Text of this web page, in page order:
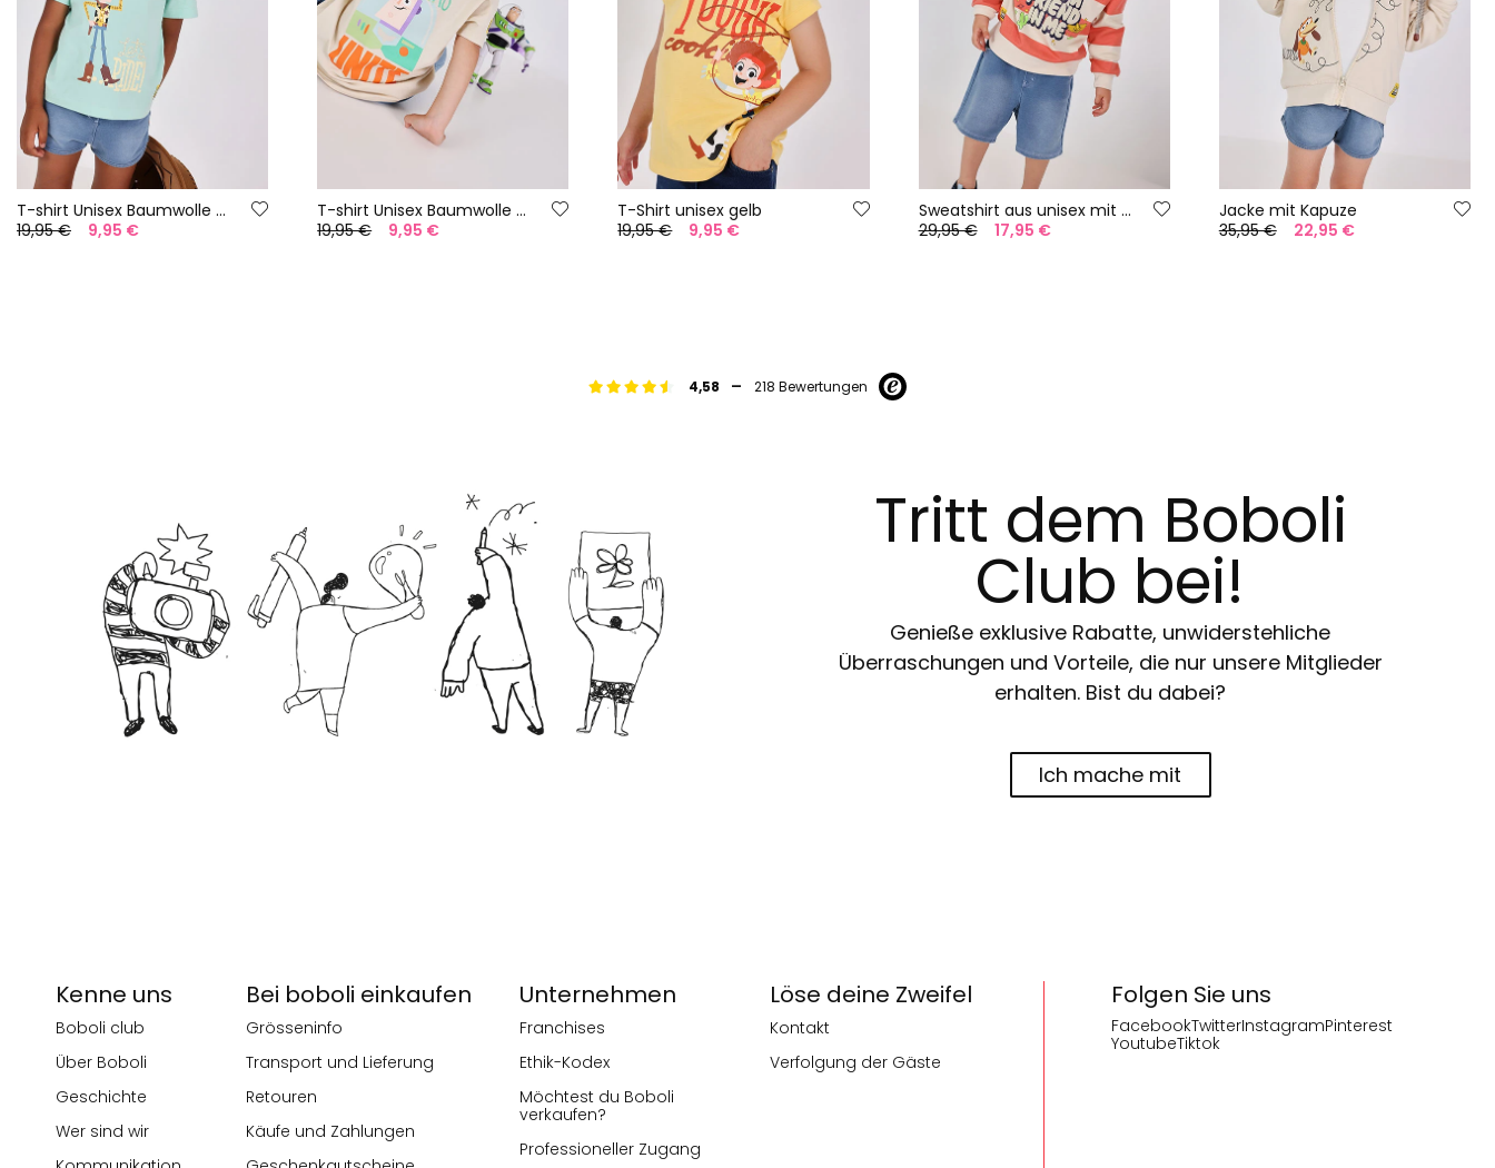
T-shirt Unisex Baumwolle grün
19,95 €
9,95 €
T-shirt Unisex Baumwolle beig
19,95 €
9,95 €
T-Shirt unisex gelb
19,95 €
9,95 €
Sweatshirt aus unisex mit Streifen
29,95 €
17,95 €
Jacke mit Kapuze
35,95 €
22,95 €
4,58 - 218 Bewertungen
Tritt dem Boboli
Club bei!
Genieße exklusive Rabatte, unwiderstehliche
Überraschungen und Vorteile, die nur unsere Mitglieder
erhalten. Bist du dabei?
Ich mache mit
Folgen Sie uns
FacebookTwitterInstagramPinterest
YoutubeTiktok
Kenne uns
Boboli club
Über Boboli
Geschichte
Wer sind wir
Bei boboli einkaufen
Grösseninfo
Transport und Lieferung
Retouren
Käufe und Zahlungen
Unternehmen
Franchises
Ethik-Kodex
Möchtest du Boboli
verkaufen?
Professioneller Zugang
Löse deine Zweifel
Kontakt
Verfolgung der Gäste